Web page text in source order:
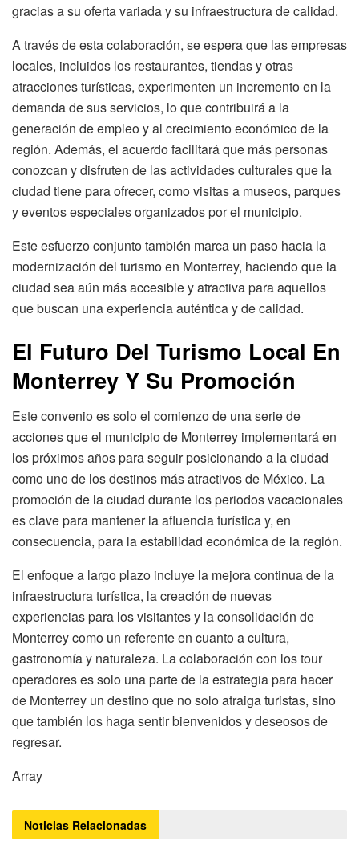
gracias a su oferta variada y su infraestructura de calidad.
A través de esta colaboración, se espera que las empresas
locales, incluidos los restaurantes, tiendas y otras
atracciones turísticas, experimenten un incremento en la
demanda de sus servicios, lo que contribuirá a la
generación de empleo y al crecimiento económico de la
región. Además, el acuerdo facilitará que más personas
conozcan y disfruten de las actividades culturales que la
ciudad tiene para ofrecer, como visitas a museos, parques
y eventos especiales organizados por el municipio.
Este esfuerzo conjunto también marca un paso hacia la
modernización del turismo en Monterrey, haciendo que la
ciudad sea aún más accesible y atractiva para aquellos
que buscan una experiencia auténtica y de calidad.
El Futuro Del Turismo Local En
Monterrey Y Su Promoción
Este convenio es solo el comienzo de una serie de
acciones que el municipio de Monterrey implementará en
los próximos años para seguir posicionando a la ciudad
como uno de los destinos más atractivos de México. La
promoción de la ciudad durante los periodos vacacionales
es clave para mantener la afluencia turística y, en
consecuencia, para la estabilidad económica de la región.
El enfoque a largo plazo incluye la mejora continua de la
infraestructura turística, la creación de nuevas
experiencias para los visitantes y la consolidación de
Monterrey como un referente en cuanto a cultura,
gastronomía y naturaleza. La colaboración con los tour
operadores es solo una parte de la estrategia para hacer
de Monterrey un destino que no solo atraiga turistas, sino
que también los haga sentir bienvenidos y deseosos de
regresar.
Array
Noticias Relacionadas